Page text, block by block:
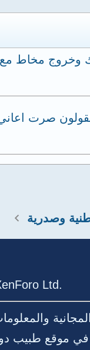
وخروج
صرت
وصدرية
Ltd.
في موقع طبيب